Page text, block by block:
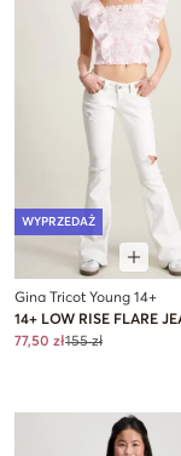
WYPRZEDAŻ
Gina Tricot Young 14+
14+ LOW RISE FLARE
77,50 zł155 zł